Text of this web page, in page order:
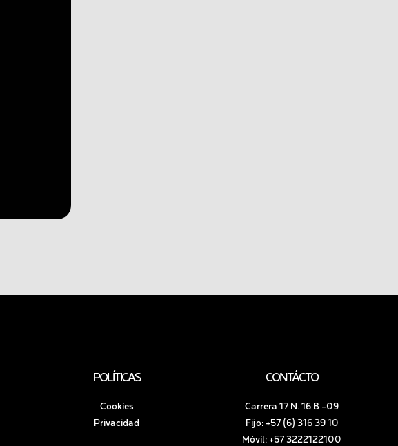
POLÍTICAS
Cookies
Privacidad
CONTÁCTO
Carrera 17 N. 16 B -09
Fijo: +57 (6) 316 39 10
Móvil: +57 3222122100